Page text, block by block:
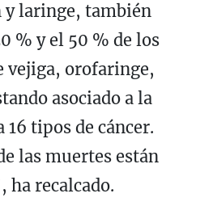
y laringe, también
% y el 50 % de los
vejiga, orofaringe,
asociado a la
tipos de cáncer.
las muertes están
ha recalcado.